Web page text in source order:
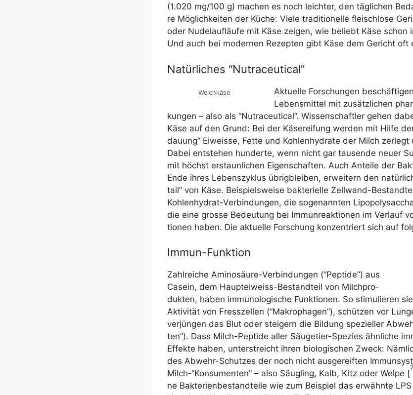
(1.020 mg/​100 g) machen es noch leich­ter, den täg­li­chen
re Mög­lich­kei­ten der Küche: Vie­le tra­di­tio­nel­le fleisch­lo­se
oder Nudel­auf­läu­fe mit Käse zei­gen, wie beliebt Käse schon
Und auch bei moder­nen Rezep­ten gibt Käse dem Gericht oft
Natürliches “Nutraceutical”
Weich­kä­se
Aktu­el­le For­schun­gen
Lebens­mit­tel mit zusätz­li­chen
kun­gen – also als “Nut­raceu­ti­cal”. Wis­sen­schaft­ler gehen
Käse auf den Grund: Bei der Käse­reifung wer­den mit Hil­fe
dau­ung” Eiweis­se, Fet­te und Koh­len­hy­dra­te der Milch
Dabei ent­ste­hen hun­der­te, wenn nicht gar tau­sen­de neu­er
mit höchst erstaun­li­chen Eigen­schaf­ten. Auch Antei­le der
Ende ihres Lebens­zy­klus übrig­blei­ben, erwei­tern den
tail” von Käse. Bei­spiels­wei­se bak­te­ri­el­le Zell­wand-
Koh­len­hy­drat-Ver­bin­dun­gen, die soge­nann­ten
die eine gros­se Bedeu­tung bei Immun­re­ak­tio­nen im Ver­lauf
tio­nen haben. Die aktu­el­le For­schung kon­zen­triert sich auf
Immun-Funktion
Zahl­rei­che Ami­no­säu­re-Ver­bin­dun­gen (“Pep­ti­de”) aus
Casein, dem Haupt­ei­weiss-Bestand­teil von Milch­pro­
duk­ten, haben immu­no­lo­gi­sche Funk­tio­nen. So sti­mu­lie­ren
Akti­vi­tät von Fress­zel­len (“Makro­pha­gen”), schüt­zen vor
ver­jün­gen das Blut oder stei­gern die Bil­dung spe­zi­el­ler
ten”). Dass Milch-Pep­ti­de aller Säu­ge­tier-Spe­zi­es ähn­li­che
Effek­te haben, unter­streicht ihren bio­lo­gi­schen Zweck:
des Abwehr-Schut­zes der noch nicht aus­ge­reif­ten
Milch-“Konsumenten” – also Säug­ling, Kalb, Kitz oder Wel­pe [
2
ne Bak­te­ri­en­be­stand­tei­le wie zum Bei­spiel das erwähn­te